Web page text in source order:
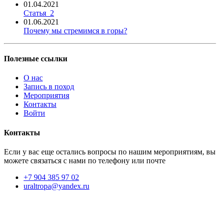
01.04.2021
Статья_2
01.06.2021
Почему мы стремимся в горы?
Полезные ссылки
О нас
Запись в поход
Мероприятия
Контакты
Войти
Контакты
Если у вас еще остались вопросы по нашим мероприятиям, вы
можете связаться с нами по телефону или почте
+7 904 385 97 02
uraltropa@yandex.ru